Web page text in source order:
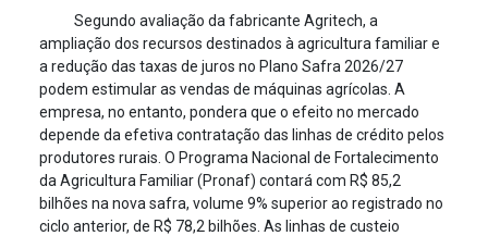
Segundo avaliação da fabricante Agritech, a
ampliação dos recursos destinados à agricultura familiar e
a redução das taxas de juros no Plano Safra 2026/27
podem estimular as vendas de máquinas agrícolas. A
empresa, no entanto, pondera que o efeito no mercado
depende da efetiva contratação das linhas de crédito pelos
produtores rurais. O Programa Nacional de Fortalecimento
da Agricultura Familiar (Pronaf) contará com R$ 85,2
bilhões na nova safra, volume 9% superior ao registrado no
ciclo anterior, de R$ 78,2 bilhões. As linhas de custeio